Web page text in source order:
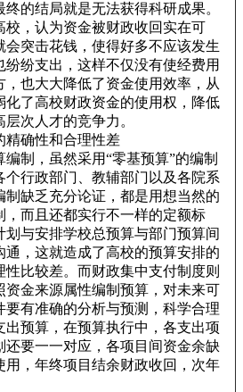
终的结局就是无法获得科研成果。
校，认为资金被财政收回实在可
会突击花钱，使得好多不应该发生
纷纷支出，这样不仅没有使经费用
，也大大降低了资金使用效率，从
化了高校财政资金的使用权，降低
次人才的竞争力。
精确性和合理性差
编制，虽然采用“零基预算”的编制
个行政部门、教辅部门以及各院系
制缺乏充分论证，都是用想当然的
，而且还都实行不一样的定额标
划与安排学校总预算与部门预算间
通，这就造成了高校的预算安排的
性比较差。而财政集中支付制度则
资金来源属性编制预算，对未来可
要有准确的分析与预测，科学合理
出预算，在预算执行中，各支出项
还要一一对应，各项目间资金余缺
用，年终项目结余财政收回，次年